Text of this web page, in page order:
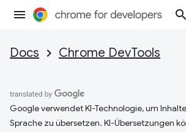
Docs Chrome DevTools
Google verwendet KI-Technologie, um
Sprache zu übersetzen. KI-Übersetzungen